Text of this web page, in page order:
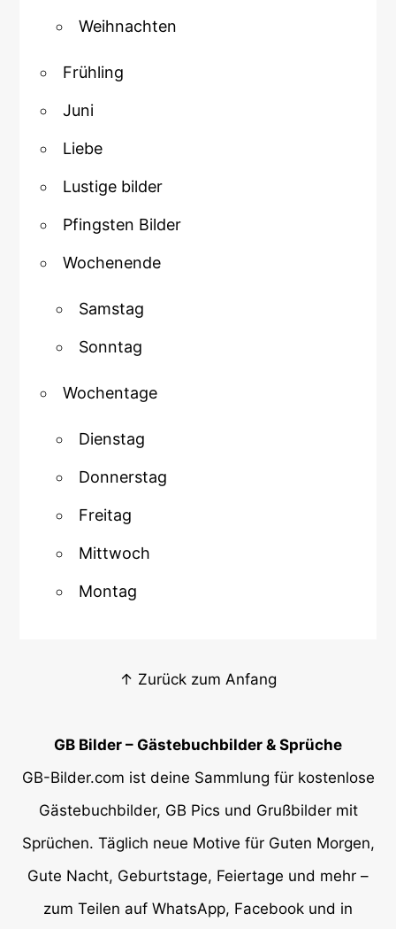
Weihnachten
Frühling
Juni
Liebe
Lustige bilder
Pfingsten Bilder
Wochenende
Samstag
Sonntag
Wochentage
Dienstag
Donnerstag
Freitag
Mittwoch
Montag
↑ Zurück zum Anfang
GB Bilder – Gästebuchbilder & Sprüche
GB-Bilder.com ist deine Sammlung für kostenlose
Gästebuchbilder, GB Pics und Grußbilder mit
Sprüchen. Täglich neue Motive für Guten Morgen,
Gute Nacht, Geburtstage, Feiertage und mehr –
zum Teilen auf WhatsApp, Facebook und in